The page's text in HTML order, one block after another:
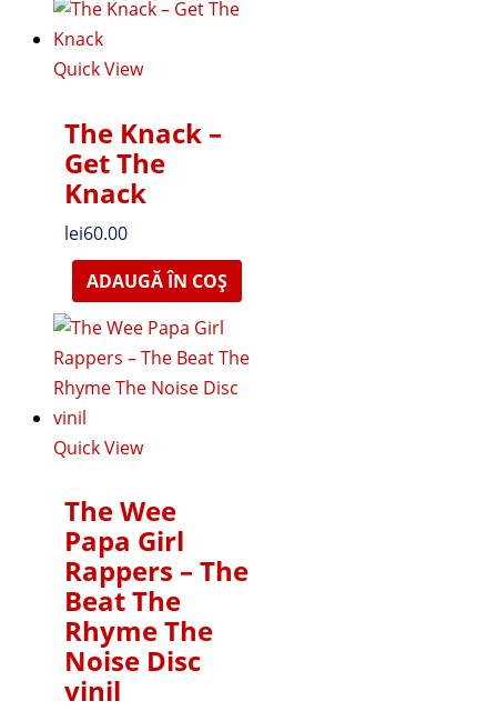
Quick View
The Knack –
Get The
Knack
lei60.00
ADAUGĂ ÎN COȘ
Quick View
The Wee
Papa Girl
Rappers – The
Beat The
Rhyme The
Noise Disc
vinil